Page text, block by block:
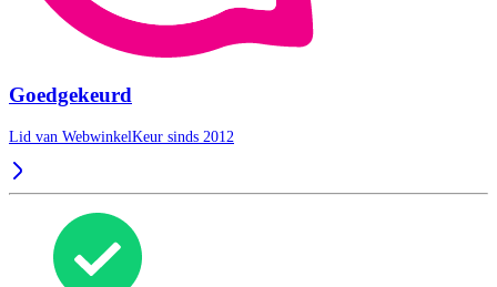
Goedgekeurd
Lid van WebwinkelKeur sinds 2012